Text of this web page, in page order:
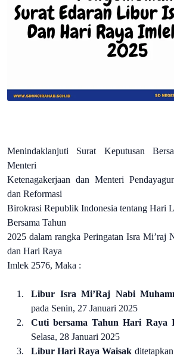
Menindaklanjuti Surat Keputusan
Menteri
Ketenagakerjaan dan Menteri
dan Reformasi
Birokrasi Republik Indonesia tentang Hari
Bersama Tahun
2025 dalam rangka Peringatan Isra Mi’raj
dan Hari Raya
Imlek 2576, Maka :
Libur Isra Mi’Raj Nabi
pada Senin, 27 Januari 2025
Cuti bersama Tahun Hari Raya
Selasa, 28 Januari 2025
Libur Hari Raya Waisak